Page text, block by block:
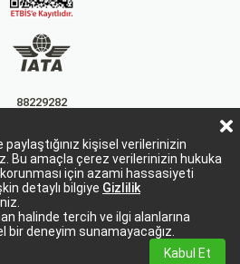
kişisel verilerinizin
Bu amaçla çerez verilerinizin hukuka
için azami hassasiyeti
detaylı bilgiye Gizlilik
halinde tercih ve ilgi alanlarına
deneyim sunamayacağız.
Kabul Et
88229282
15863
TURSAB Belge No: 15863